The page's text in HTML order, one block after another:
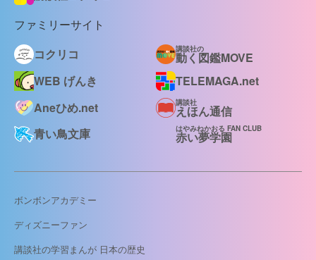
ファミリーサイト
コクリコ
講談社の
動く図鑑MOVE
WEB げんき
TELEMAGA.net
Aneひめ.net
講談社
えほん通信
青い鳥文庫
はやみねかおる FAN CLUB
赤い夢学園
ボンボンアカデミー
ディズニーファン
講談社の学習まんが 日本の歴史